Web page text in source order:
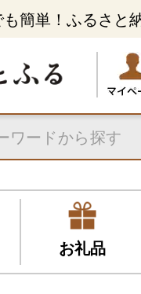
簡単！ふるさと
お礼品